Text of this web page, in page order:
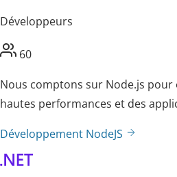
Développeurs
60
Nous comptons sur Node.js pour
hautes performances et des
Développement NodeJS